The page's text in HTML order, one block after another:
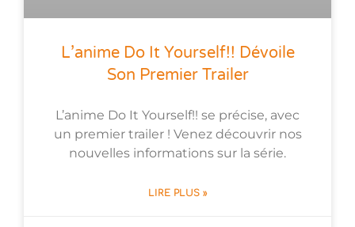
L’anime Do It Yourself!! Dévoile
Son Premier Trailer
L’anime Do It Yourself!! se précise, avec
un premier trailer ! Venez découvrir nos
nouvelles informations sur la série.
LIRE PLUS »